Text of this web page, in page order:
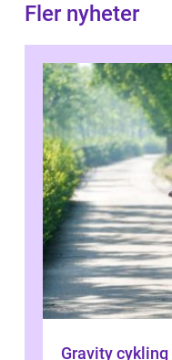
Fler nyheter
Gravity cykling i sverige